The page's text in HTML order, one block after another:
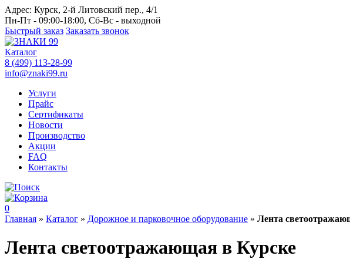
Адрес: Курск, 2-й Литовский пер., 4/1
Пн-Пт - 09:00-18:00, Сб-Вс - выходной
Быстрый заказ Заказать звонок
Каталог
8 (499) 113-28-99
info@znaki99.ru
Услуги
Прайс
Сертификаты
Новости
Производство
Акции
FAQ
Контакты
0
Главная » Каталог » Дорожное и парковочное оборудование » Лента
Лента светоотражающая в Курске